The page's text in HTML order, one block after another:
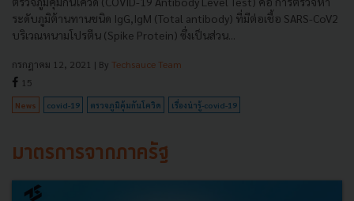
ระดับภูมิต้านทานชนิด IgG,IgM (Total antibody) ที่มีต่อเชื้อ SARS-CoV2
บริเวณหนามโปรตีน (Spike Protein) ซึ่งเป็นส่วน...
กรกฎาคม 12, 2021 | By Techsauce Team
15
News covid-19 ตรวจภูมิคุ้มกันโควิด เรื่องน่ารู้-covid-19
มาตรการจากภาครัฐ